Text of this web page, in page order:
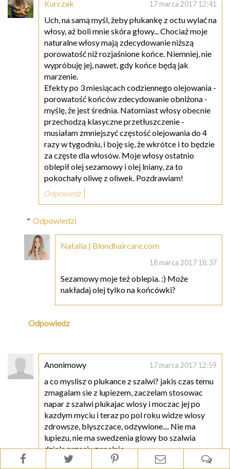
Kurczak 17 marca 2017 12:41
Uch, na samą myśl, żeby płukankę z octu wylać na
włosy, aż boli mnie skóra głowy... Chociaż moje
naturalne włosy mają zdecydowanie niższą
porowatość niż rozjaśnione końce. Niemniej, nie
wypróbuję jej, nawet, gdy końce będą jak
marzenie.
Efekty po 3 miesiącach codziennego olejowania -
porowatość końców zdecydowanie obniżona -
myślę, że jest średnia. Natomiast włosy obecnie
przechodzą klasyczne przetłuszczenie -
musiałam zmniejszyć częstość olejowania do 4
razy w tygodniu, i boję się, że wkrótce i to będzie
za częste dla włosów. Moje włosy ostatnio
oblepił olej sezamowy i olej lniany, za to
pokochały oliwę z oliwek. Pozdrawiam!
Odpowiedz
Odpowiedzi
Natalia | Blondhaircare.com
18 marca 2017 18:37
Sezamowy moje też oblepia. :) Może
nakładaj olej tylko na końcówki?
Odpowiedz
Anonimowy 17 marca 2017 12:59
a co myslisz o plukance z szalwi? jakis czas temu
zmagalam sie z lupiezem, zaczelam stosowac
napar z szalwi plukajac wlosy i moczac jej po
kazdym myciu i teraz po pol roku widze wlosy
zdrowsze, blyszczace, odzywione.... Nie ma
lupiezu, nie ma swedzenia glowy bo szalwia
dziala przeciwzapalnie.
Odpowiedz